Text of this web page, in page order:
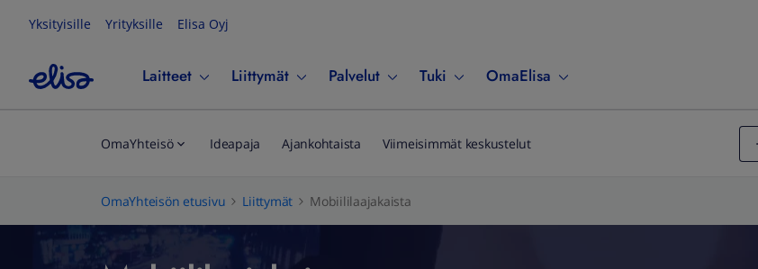
Yksityisille Yrityksille Elisa Oyj
Laitteet Liittymät Palvelut Tuki OmaElisa
OmaYhteisö Ideapaja Ajankohtaista Viimeisimmät keskustelut
OmaYhteisön etusivu Liittymät Mobiililaajakaista